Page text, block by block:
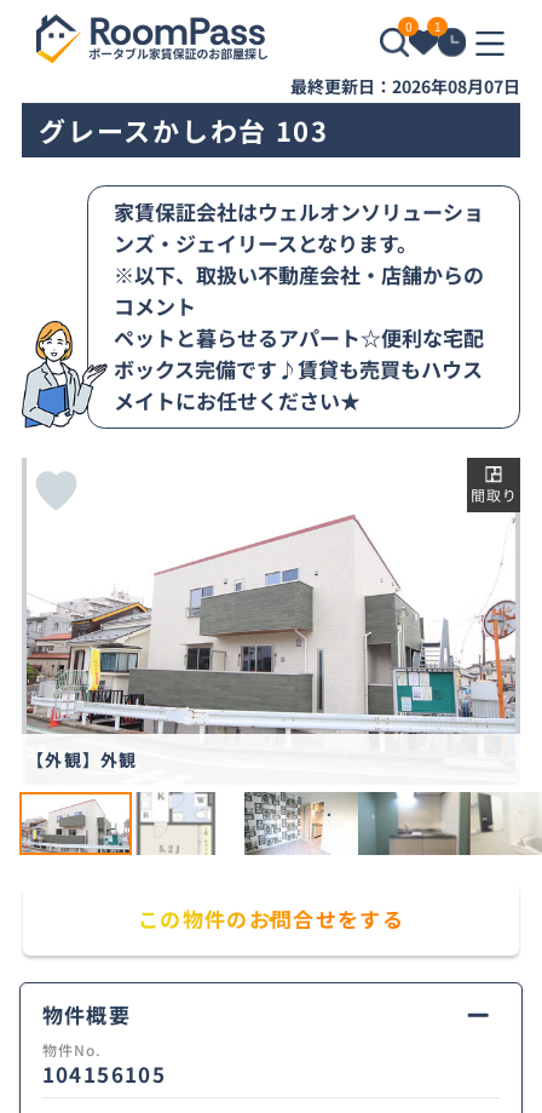
0 1
最終更新日：2026年08月07日
グレースかしわ台 103
家賃保証会社はウェルオンソリューショ
ンズ・ジェイリースとなります。
※以下、取扱い不動産会社・店舗からの
コメント
ペットと暮らせるアパート☆便利な宅配
ボックス完備です♪賃貸も売買もハウス
メイトにお任せください★
【外観】外観
この物件のお問合せをする
物件概要
物件No.
104156105